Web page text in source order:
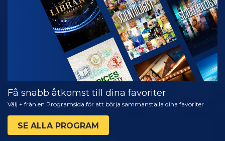
SERIEN
Få snabb åtkomst till dina favoriter
Välj + från en Programsida för att börja sammanställa dina favoriter
SE ALLA PROGRAM